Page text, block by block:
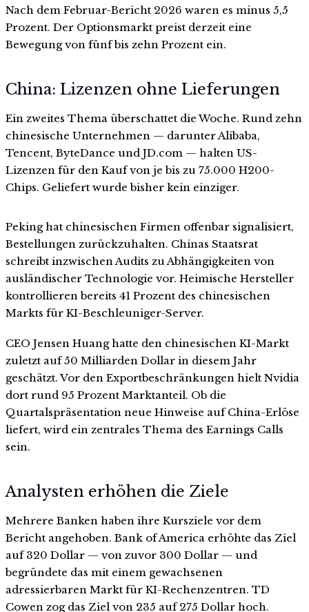
Nach dem Februar-Bericht 2026 waren es minus 5,5
Prozent. Der Optionsmarkt preist derzeit eine
Bewegung von fünf bis zehn Prozent ein.
China: Lizenzen ohne Lieferungen
Ein zweites Thema überschattet die Woche. Rund zehn
chinesische Unternehmen — darunter Alibaba,
Tencent, ByteDance und JD.com — halten US-
Lizenzen für den Kauf von je bis zu 75.000 H200-
Chips. Geliefert wurde bisher kein einziger.
Peking hat chinesischen Firmen offenbar signalisiert,
Bestellungen zurückzuhalten. Chinas Staatsrat
schreibt inzwischen Audits zu Abhängigkeiten von
ausländischer Technologie vor. Heimische Hersteller
kontrollieren bereits 41 Prozent des chinesischen
Markts für KI-Beschleuniger-Server.
CEO Jensen Huang hatte den chinesischen KI-Markt
zuletzt auf 50 Milliarden Dollar in diesem Jahr
geschätzt. Vor den Exportbeschränkungen hielt Nvidia
dort rund 95 Prozent Marktanteil. Ob die
Quartalspräsentation neue Hinweise auf China-Erlöse
liefert, wird ein zentrales Thema des Earnings Calls
sein.
Analysten erhöhen die Ziele
Mehrere Banken haben ihre Kursziele vor dem
Bericht angehoben. Bank of America erhöhte das Ziel
auf 320 Dollar — von zuvor 300 Dollar — und
begründete das mit einem gewachsenen
adressierbaren Markt für KI-Rechenzentren. TD
Cowen zog das Ziel von 235 auf 275 Dollar hoch.